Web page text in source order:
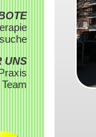
UNS
Team